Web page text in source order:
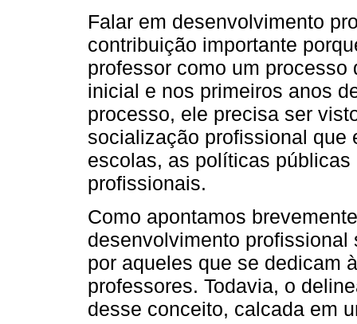
Falar em desenvolvimento
contribuição importante
professor como um
inicial e nos primeiros anos
processo, ele precisa ser
socialização profissional que
escolas, as políticas
profissionais.
Como apontamos
desenvolvimento
por aqueles que se dedicam
professores. Todavia, o
desse conceito, calcada em